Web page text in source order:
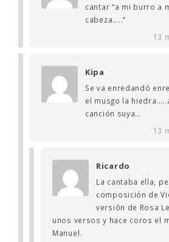
cantar “a mi burro a
cabeza…..”
13
Kipa
Se va enredandó
el musgo la
canción suya…
13
Ricardo
La cantaba ella,
composición de
versión de Rosa
unos versos y hace coros el
Manuel.